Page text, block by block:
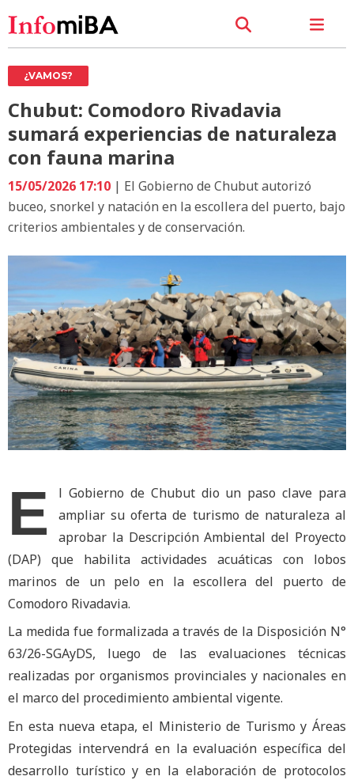
¿VAMOS?
Chubut: Comodoro Rivadavia
sumará experiencias de naturaleza
con fauna marina
15/05/2026 17:10 | El Gobierno de Chubut autorizó
buceo, snorkel y natación en la escollera del puerto, bajo
criterios ambientales y de conservación.
E
l Gobierno de Chubut dio un paso clave para
ampliar su oferta de turismo de naturaleza al
aprobar la Descripción Ambiental del Proyecto
(DAP) que habilita actividades acuáticas con lobos
marinos de un pelo en la escollera del puerto de
Comodoro Rivadavia.
La medida fue formalizada a través de la Disposición N°
63/26-SGAyDS, luego de las evaluaciones técnicas
realizadas por organismos provinciales y nacionales en
el marco del procedimiento ambiental vigente.
En esta nueva etapa, el Ministerio de Turismo y Áreas
Protegidas intervendrá en la evaluación específica del
desarrollo turístico y en la elaboración de protocolos